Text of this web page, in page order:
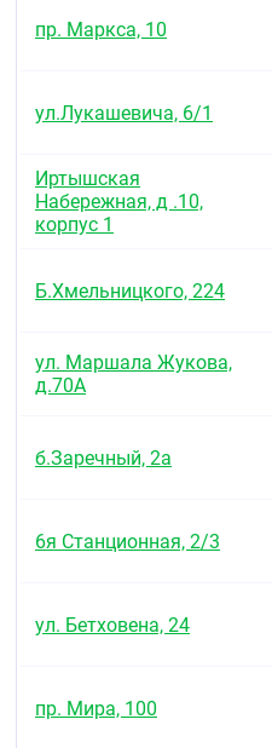
пр. Маркса, 10
ул.Лукашевича, 6/1
Иртышская
Набережная, д .10,
корпус 1
Б.Хмельницкого, 224
ул. Маршала Жукова,
д.70А
б.Заречный, 2а
6я Станционная, 2/3
ул. Бетховена, 24
пр. Мира, 100